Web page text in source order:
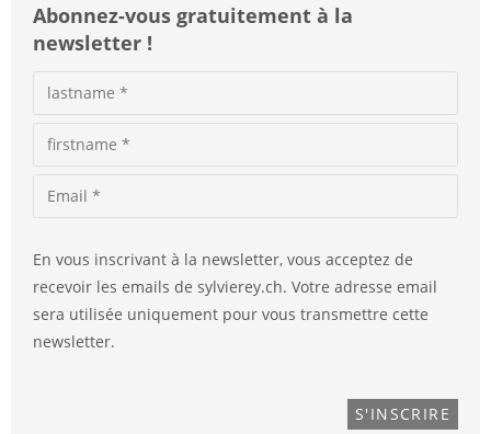
Abonnez-vous gratuitement à la
newsletter !
En vous inscrivant à la newsletter, vous acceptez de
recevoir les emails de sylvierey.ch. Votre adresse email
sera utilisée uniquement pour vous transmettre cette
newsletter.